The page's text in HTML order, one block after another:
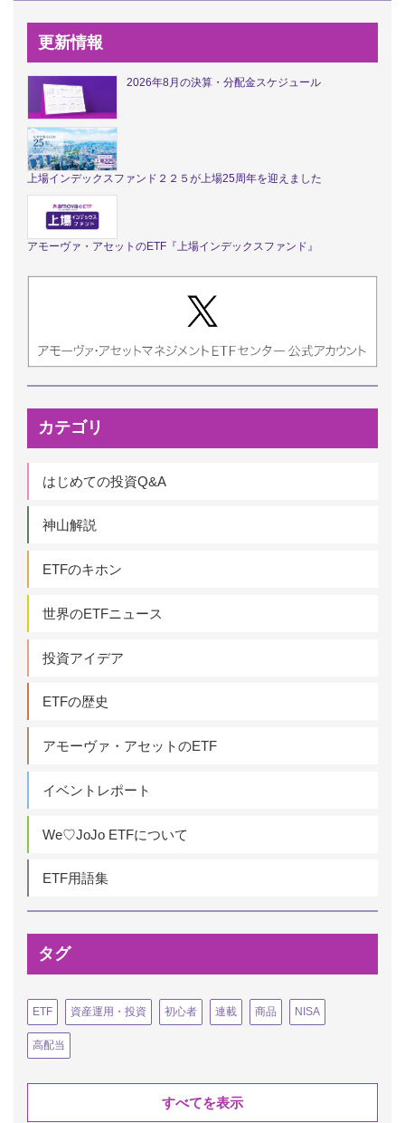
更新情報
2026年8月の決算・分配金スケジュール
上場インデックスファンド２２５が上場25周年を迎えました
アモーヴァ・アセットのETF『上場インデックスファンド』
カテゴリ
はじめての投資Q&A
神山解説
ETFのキホン
世界のETFニュース
投資アイデア
ETFの歴史
アモーヴァ・アセットのETF
イベントレポート
We♡JoJo ETFについて
ETF用語集
タグ
ETF 資産運用・投資 初心者 連載 商品 NISA
高配当
すべてを表示